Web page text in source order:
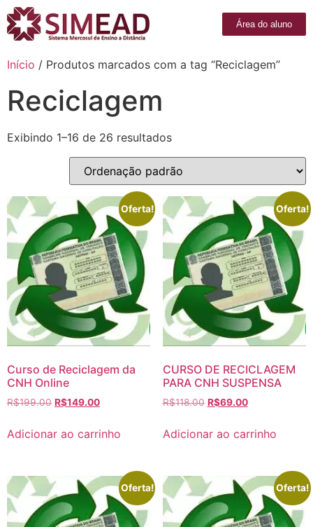
Área do aluno
Início / Produtos marcados com a tag “Reciclagem”
Reciclagem
Exibindo 1–16 de 26 resultados
Oferta!
Curso de Reciclagem da
CNH Online
R$199.00 R$149.00
Adicionar ao carrinho
Oferta!
CURSO DE RECICLAGEM
PARA CNH SUSPENSA
R$118.00 R$69.00
Adicionar ao carrinho
Oferta! Oferta!